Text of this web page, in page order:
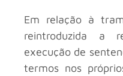
Em relação à
reintroduzida a
execução de
termos nos